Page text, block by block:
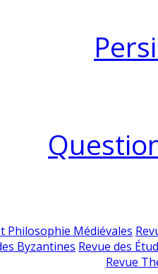
Philosophie Médiévales
Byzantines Revue des
Revue